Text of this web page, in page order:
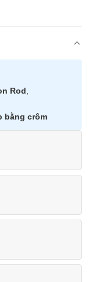
Rod
bằng crôm